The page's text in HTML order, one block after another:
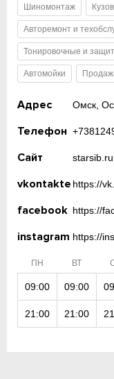
Шиномонтаж
Авторемонт и
Тонировочные и
Автомойки
Адрес Омск,
Телефон
Сайт starsib.ru
vkontakte https://
facebook https://
instagram https://
ПН ВТ
09:00 09:00
21:00 21:00